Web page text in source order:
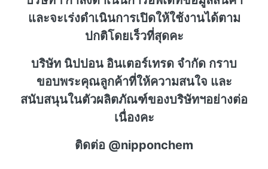
และจะเร่งดำเนินการเปิดให้ใช้งานได้ตาม
ปกติโดยเร็วที่สุดคะ
บริษัท นิปปอน อินเตอร์เทรด จำกัด กราบ
ขอบพระคุณลูกค้าที่ให้ความสนใจ และ
สนับสนุนในตัวผลิตภัณฑ์ของบริษัทฯอย่างต่อ
เนื่องคะ
ติดต่อ @nipponchem